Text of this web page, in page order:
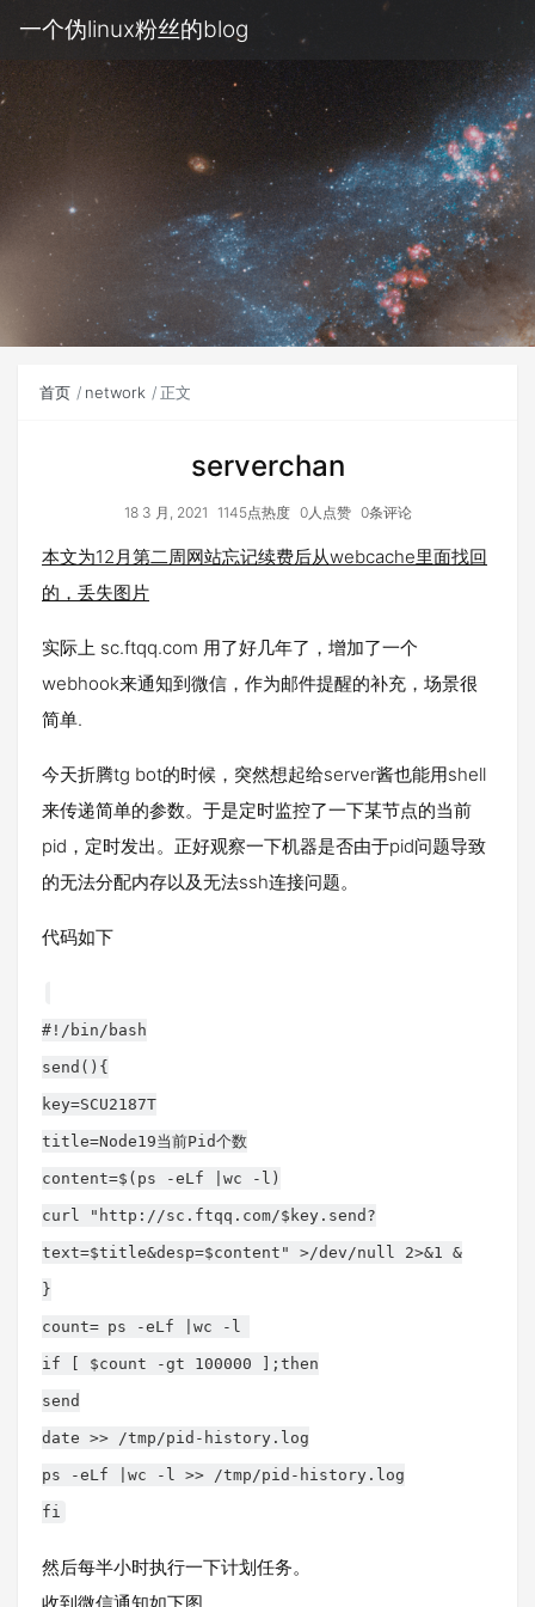
一个伪linux粉丝的blog
首页 network 正文
serverchan
18 3 月, 2021 1145点热度 0人点赞 0条评论
本文为12月第二周网站忘记续费后从webcache里面找回
的，丢失图片
实际上 sc.ftqq.com 用了好几年了，增加了一个
webhook来通知到微信，作为邮件提醒的补充，场景很
简单.
今天折腾tg bot的时候，突然想起给server酱也能用shell
来传递简单的参数。于是定时监控了一下某节点的当前
pid，定时发出。正好观察一下机器是否由于pid问题导致
的无法分配内存以及无法ssh连接问题。
代码如下
#!/bin/bash
send(){
key=SCU2187T
title=Node19当前Pid个数
content=$(ps -eLf |wc -l)
curl "http://sc.ftqq.com/$key.send?
text=$title&desp=$content" >/dev/null 2>&1 &
}
count= ps -eLf |wc -l
if [ $count -gt 100000 ];then
send
date >> /tmp/pid-history.log
ps -eLf |wc -l >> /tmp/pid-history.log
fi
然后每半小时执行一下计划任务。